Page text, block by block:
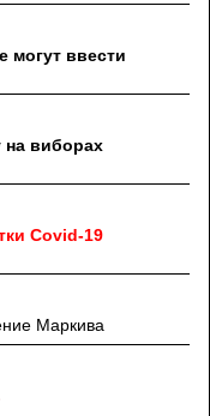
могут ввести
на виборах
Covid-19
Маркива